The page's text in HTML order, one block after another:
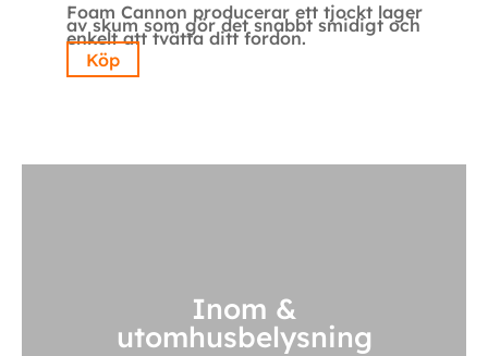
Foam Cannon producerar ett tjockt lager
av skum som gör det snabbt smidigt och
enkelt att tvätta ditt fordon.
Köp
Inom &
utomhusbelysning